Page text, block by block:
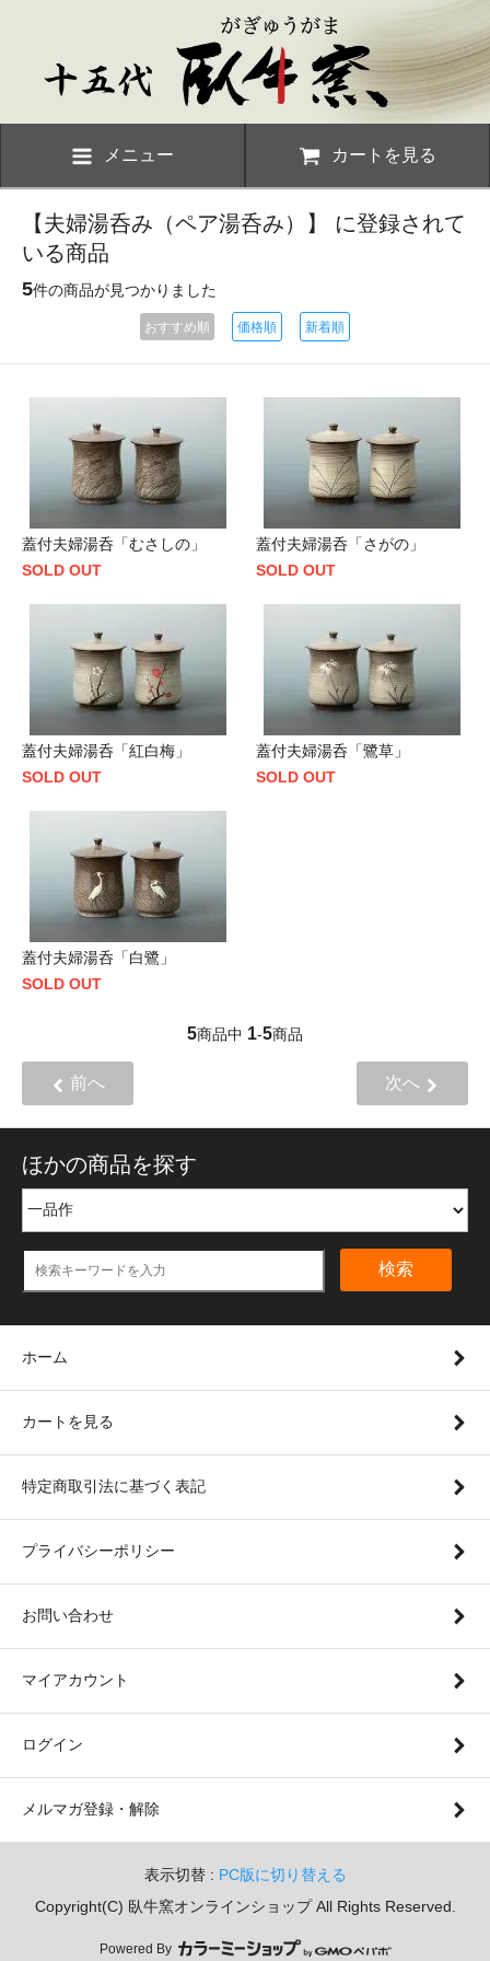
メニュー カートを見る
【夫婦湯呑み（ペア湯呑み）】 に登録されて
いる商品
5件の商品が見つかりました
おすすめ順 価格順 新着順
蓋付夫婦湯呑「むさしの」
SOLD OUT
蓋付夫婦湯呑「さがの」
SOLD OUT
蓋付夫婦湯呑「紅白梅」
SOLD OUT
蓋付夫婦湯呑「鷺草」
SOLD OUT
蓋付夫婦湯呑「白鷺」
SOLD OUT
5商品中 1-5商品
前へ 次へ
ほかの商品を探す
検索
ホーム
カートを見る
特定商取引法に基づく表記
プライバシーポリシー
お問い合わせ
マイアカウント
ログイン
メルマガ登録・解除
表示切替 : PC版に切り替える
Copyright(C) 臥牛窯オンラインショップ All Rights Reserved.
Powered By